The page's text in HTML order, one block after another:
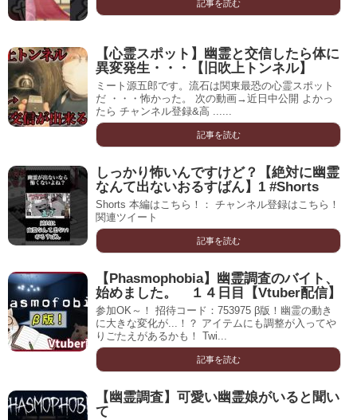
記事を読む
【心霊スポット】幽霊と交信したら体に
異変発生・・・【旧吹上トンネル】
ミート源五郎です。流石は関東最恐の心霊スポット
だ ・・・怖かった。 次の動画→近日中公開 よかっ
たら チャンネル登録&高 ......
記事を読む
しっかり怖いんですけど？【絶対に幽霊
なんて出ないおるすばん】1 #Shorts
Shorts 本編はこちら！： チャンネル登録はこちら！
関連ツイート
記事を読む
【Phasmophobia】幽霊調査のバイト、
始めました。 １４日目【Vtuber配信】
参加OK～！ 招待コード：753975 β版！幽霊の動き
に大きな変化が...！？ アイテムにも調整が入ってや
りごたえがあるかも！ Twi...
記事を読む
【幽霊調査】可愛い幽霊娘がいると聞い
て